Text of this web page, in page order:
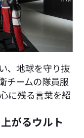
、地球を守り抜
チームの隊員服
に残る言葉を紹
がるウルト